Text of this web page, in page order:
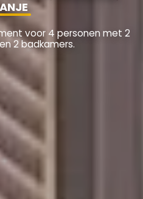
voor 4 personen met 2
2 badkamers.